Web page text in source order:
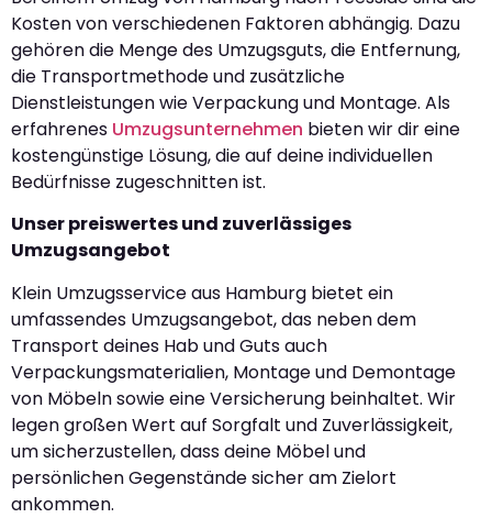
Kosten von verschiedenen Faktoren abhängig. Dazu
gehören die Menge des Umzugsguts, die Entfernung,
die Transportmethode und zusätzliche
Dienstleistungen wie Verpackung und Montage. Als
erfahrenes Umzugsunternehmen bieten wir dir eine
kostengünstige Lösung, die auf deine individuellen
Bedürfnisse zugeschnitten ist.
Unser preiswertes und zuverlässiges
Umzugsangebot
Klein Umzugsservice aus Hamburg bietet ein
umfassendes Umzugsangebot, das neben dem
Transport deines Hab und Guts auch
Verpackungsmaterialien, Montage und Demontage
von Möbeln sowie eine Versicherung beinhaltet. Wir
legen großen Wert auf Sorgfalt und Zuverlässigkeit,
um sicherzustellen, dass deine Möbel und
persönlichen Gegenstände sicher am Zielort
ankommen.